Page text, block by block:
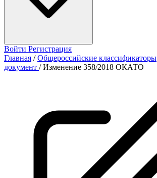
Войти Регистрация
Главная / Общероссийские классификаторы
документ / Изменение 358/2018 ОКАТО